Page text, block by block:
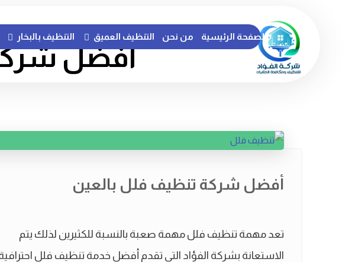
الصفحة الرئيسية من نحن التنظيف العميق التنظيف بالبخار
أفضل
أفضل شركة تنظيف فلل بالعين
تعد مهمة تنظيف فلل مهمة صعبة بالنسبة للكثيرين لذلك يتم
الاستعانة بشركة الفؤاد التي تقدم أفضل خدمة تنظيف فلل